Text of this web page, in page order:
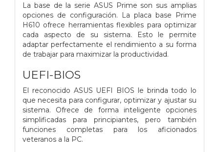
La base de la serie ASUS Prime son sus amplias
opciones de configuración. La placa base Prime
H610 ofrece herramientas flexibles para optimizar
cada aspecto de su sistema. Esto le permite
adaptar perfectamente el rendimiento a su forma
de trabajar para maximizar la productividad.
UEFI-BIOS
El reconocido ASUS UEFI BIOS le brinda todo lo
que necesita para configurar, optimizar y ajustar su
sistema. Ofrece de forma inteligente opciones
simplificadas para principiantes, pero también
funciones completas para los aficionados
veteranos a la PC.